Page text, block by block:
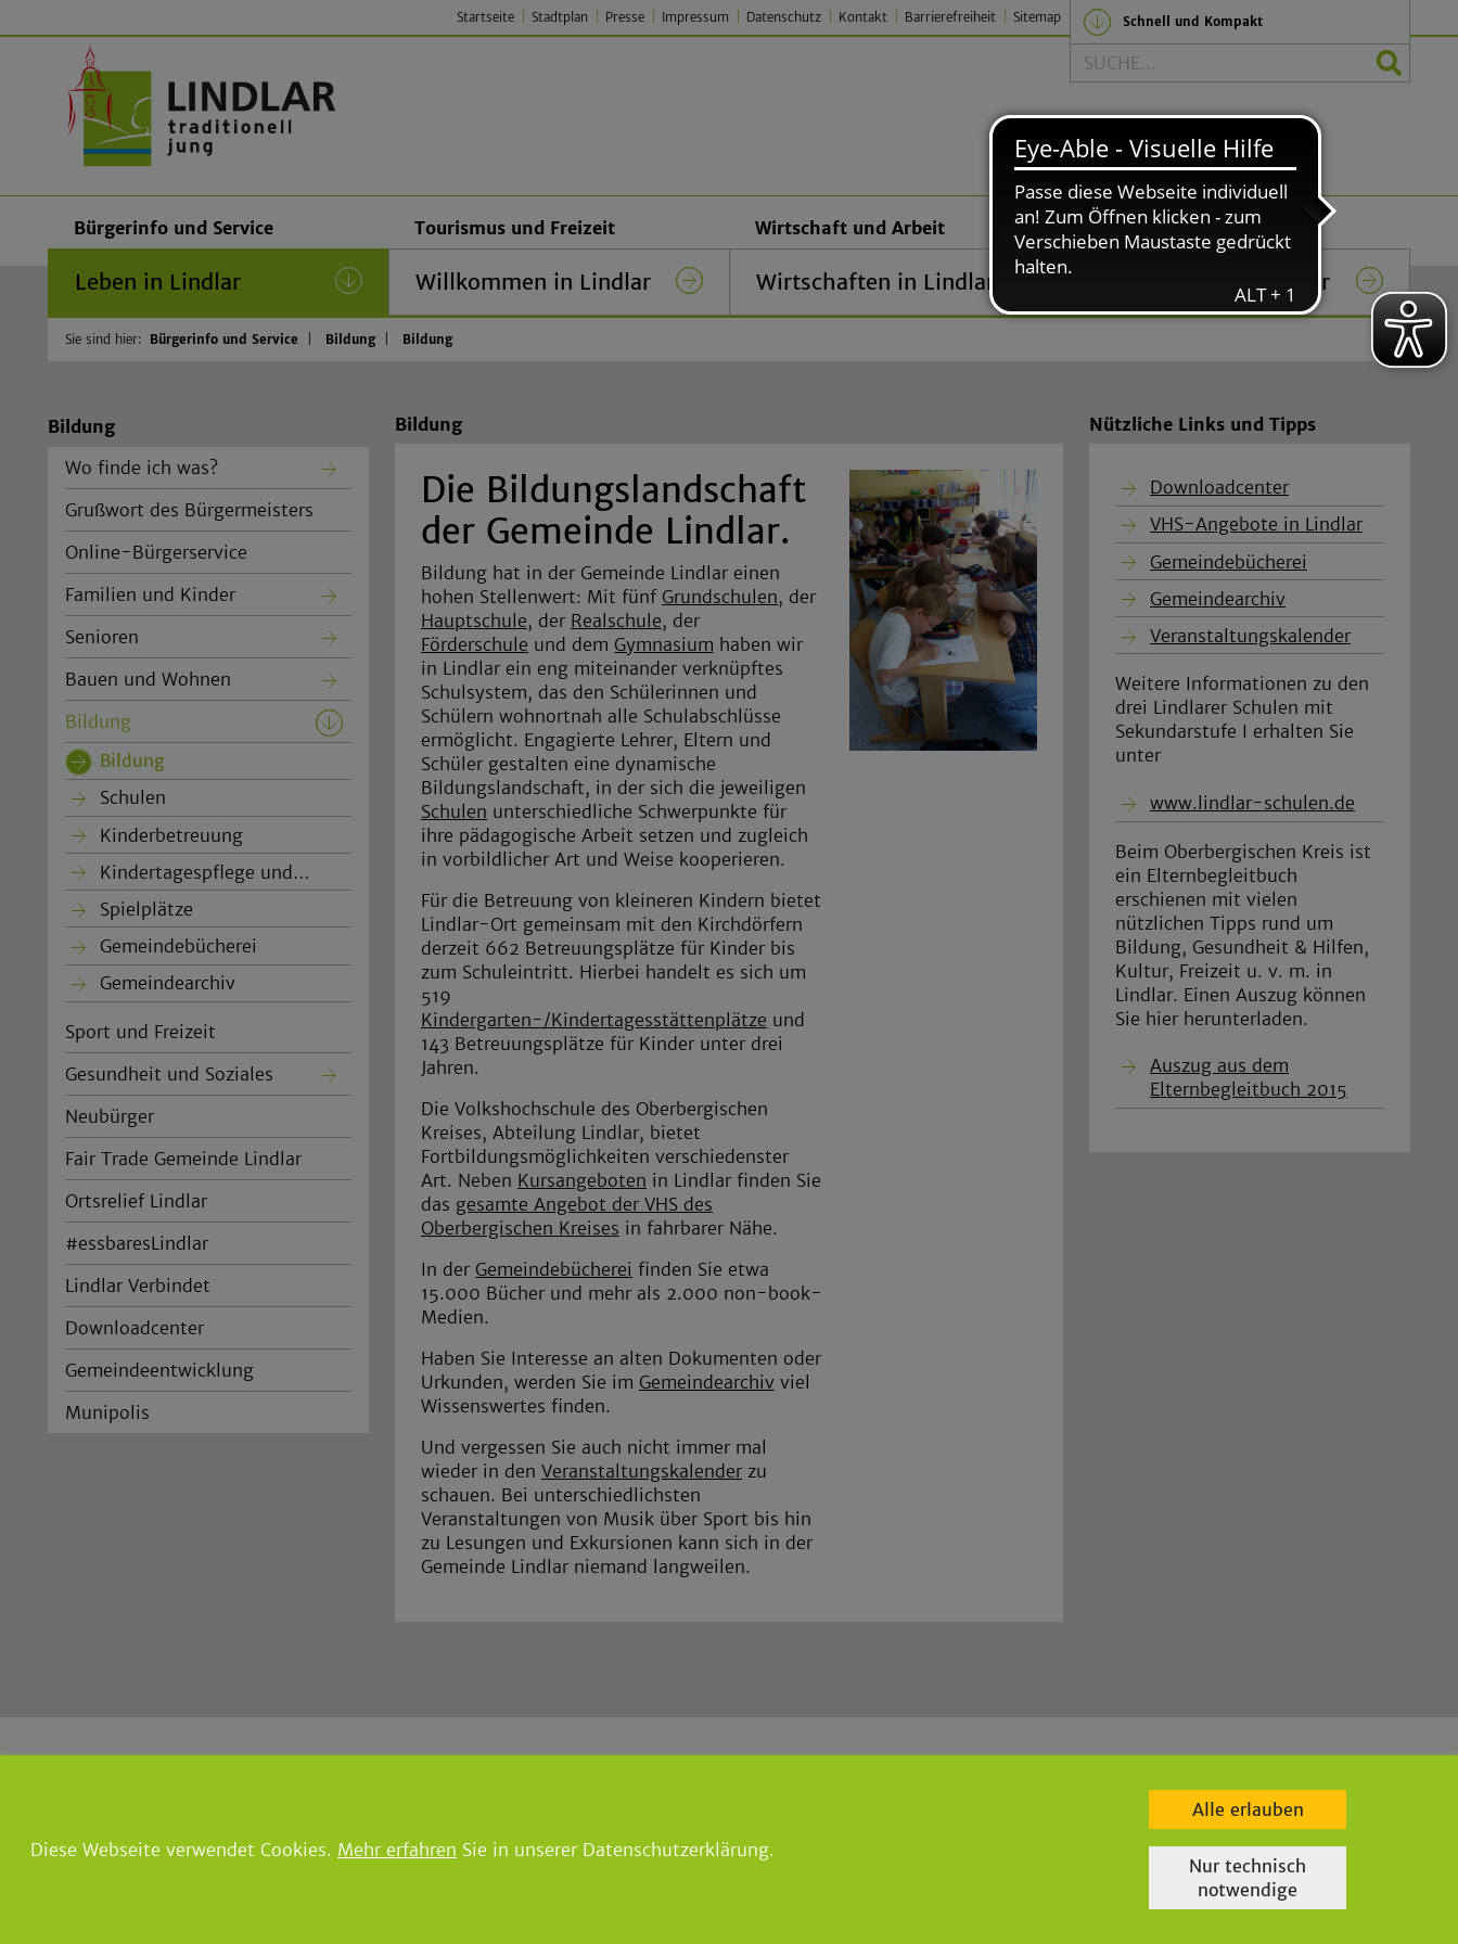
Startseite Stadtplan Presse Impressum Datenschutz Kontakt Barrierefreiheit Sitemap Schnell und Kompakt
Suche
Bürgerinfo und Service
Leben in Lindlar
Tourismus und Freizeit
Willkommen in Lindlar
Wirtschaft und Arbeit
Wirtschaften in Lindlar
Politik und Verwaltung
Das Rathaus in Lindlar
Sie sind hier: Bürgerinfo und Service Bildung Bildung
Bildung
Wo finde ich was?
Grußwort des Bürgermeisters
Online-Bürgerservice
Familien und Kinder
Senioren
Bauen und Wohnen
Bildung
Bildung
Schulen
Kinderbetreuung
Kindertagespflege und…
Spielplätze
Gemeindebücherei
Gemeindearchiv
Sport und Freizeit
Gesundheit und Soziales
Neubürger
Fair Trade Gemeinde Lindlar
Ortsrelief Lindlar
#essbaresLindlar
Lindlar Verbindet
Downloadcenter
Gemeindeentwicklung
Munipolis
Bildung
Die Bildungslandschaft
der Gemeinde Lindlar.
Bildung hat in der Gemeinde Lindlar einen
hohen Stellenwert: Mit fünf Grundschulen, der
Hauptschule, der Realschule, der
Förderschule und dem Gymnasium haben wir
in Lindlar ein eng miteinander verknüpftes
Schulsystem, das den Schülerinnen und
Schülern wohnortnah alle Schulabschlüsse
ermöglicht. Engagierte Lehrer, Eltern und
Schüler gestalten eine dynamische
Bildungslandschaft, in der sich die jeweiligen
Schulen unterschiedliche Schwerpunkte für
ihre pädagogische Arbeit setzen und zugleich
in vorbildlicher Art und Weise kooperieren.
Für die Betreuung von kleineren Kindern bietet
Lindlar-Ort gemeinsam mit den Kirchdörfern
derzeit 662 Betreuungsplätze für Kinder bis
zum Schuleintritt. Hierbei handelt es sich um
519
Kindergarten-/Kindertagesstättenplätze und
143 Betreuungsplätze für Kinder unter drei
Jahren.
Die Volkshochschule des Oberbergischen
Kreises, Abteilung Lindlar, bietet
Fortbildungsmöglichkeiten verschiedenster
Art. Neben Kursangeboten in Lindlar finden Sie
das gesamte Angebot der VHS des
Oberbergischen Kreises in fahrbarer Nähe.
In der Gemeindebücherei finden Sie etwa
15.000 Bücher und mehr als 2.000 non-book-
Medien.
Haben Sie Interesse an alten Dokumenten oder
Urkunden, werden Sie im Gemeindearchiv viel
Wissenswertes finden.
Und vergessen Sie auch nicht immer mal
wieder in den Veranstaltungskalenderzu
schauen. Bei unterschiedlichsten
Veranstaltungen von Musik über Sport bis hin
zu Lesungen und Exkursionen kann sich in der
Gemeinde Lindlar niemand langweilen.
Nützliche Links und Tipps
Downloadcenter
VHS-Angebote in Lindlar
Gemeindebücherei
Gemeindearchiv
Veranstaltungskalender
Weitere Informationen zu den
drei Lindlarer Schulen mit
Sekundarstufe I erhalten Sie
unter
www.lindlar-schulen.de
Beim Oberbergischen Kreis ist
ein Elternbegleitbuch
erschienen mit vielen
nützlichen Tipps rund um
Bildung, Gesundheit & Hilfen,
Kultur, Freizeit u. v. m. in
Lindlar. Einen Auszug können
Sie hier herunterladen.
Auszug aus dem
Elternbegleitbuch 2015
Tel.: 02266 960|Fax: 02266 8867
parkbad-lindlar.de |bergischegrauwacke.de
Diese Webseite verwendet Cookies. Mehr erfahren Sie in unserer Datenschutzerklärung.
Alle erlauben
Nur technisch
notwendige